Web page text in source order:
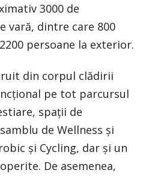
3000 de
vară, dintre care 800
persoane la exterior.
din corpul clădirii
pe tot parcursul
spații de
de Wellness și
și Cycling, dar și un
De asemenea,